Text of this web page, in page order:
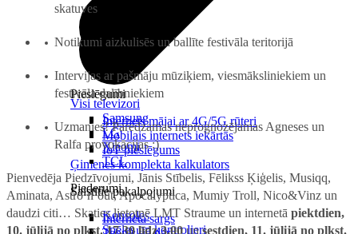
Pieslēgumi
Internets mājai ar 4G/5G rūteri
Mobilais internets iekārtās
IoT pieslēgums
Ģimenes komplekta kalkulators
Saistītie pakalpojumi
Interneta sargs
Visi televizori
Samsung
LG
Xiaomi
TCL
Piederumi
Konsoles
Spēles un kontrolieri
skatuves
Notikumi aizkulisēs un ballīte festivāla teritorijā
Intervijas ar pašmāju mūziķiem, viesmāksliniekiem un
festivāla dalībniekiem
Uzmanies! Paredzamas neprognozējamas Agneses un
Ralfa provokācijas :)
Pienvedēja Piedzīvojumi, Jānis Stībelis, Fēlikss Ķiģelis, Musiqq,
Aminata, Astro`n`out, Apocalyptica, Mumiy Troll, Nico&Vinz un
daudzi citi… Skaties lietotnē LMT Straume un internetā piektdien,
10. jūlijā no plkst. 17.30 līdz 3.00unsestdien, 11. jūlijā no plkst.